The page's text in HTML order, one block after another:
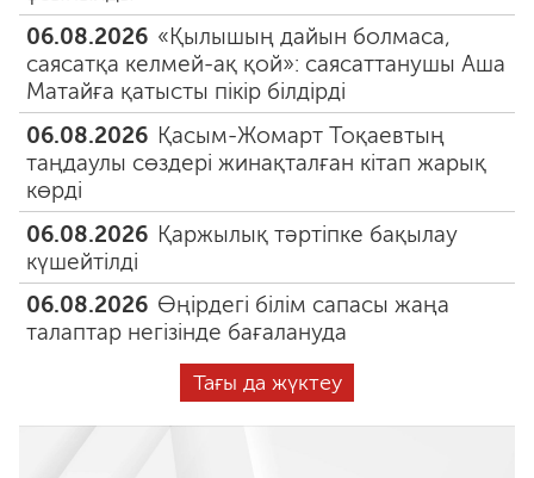
06.08.2026 «Қылышың дайын болмаса,
саясатқа келмей-ақ қой»: саясаттанушы Аша
Матайға қатысты пікір білдірді
06.08.2026 Қасым-Жомарт Тоқаевтың
таңдаулы сөздері жинақталған кітап жарық
көрді
06.08.2026 Қаржылық тәртіпке бақылау
күшейтілді
06.08.2026 Өңірдегі білім сапасы жаңа
талаптар негізінде бағалануда
Тағы да жүктеу